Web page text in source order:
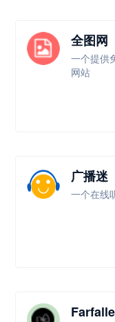
全图网
一个提供
网站
广播迷
一个在线
Farfalle